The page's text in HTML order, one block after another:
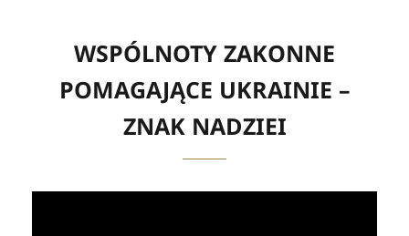
WSPÓLNOTY ZAKONNE
POMAGAJĄCE UKRAINIE –
ZNAK NADZIEI